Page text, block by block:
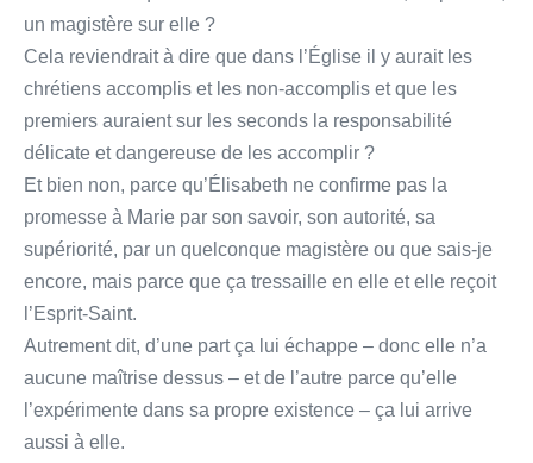
un magistère sur elle ?
Cela reviendrait à dire que dans l’Église il y aurait les
chrétiens accomplis et les non-accomplis et que les
premiers auraient sur les seconds la responsabilité
délicate et dangereuse de les accomplir ?
Et bien non, parce qu’Élisabeth ne confirme pas la
promesse à Marie par son savoir, son autorité, sa
supériorité, par un quelconque magistère ou que sais-je
encore, mais parce que ça tressaille en elle et elle reçoit
l’Esprit-Saint.
Autrement dit, d’une part ça lui échappe – donc elle n’a
aucune maîtrise dessus – et de l’autre parce qu’elle
l’expérimente dans sa propre existence – ça lui arrive
aussi à elle.